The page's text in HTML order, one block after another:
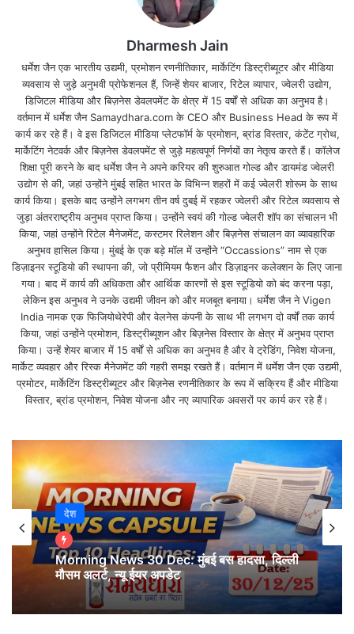
सेंसेक्स 130 अंक निफ्टी 43 अंक बैंकनिफ्टी 86 अंक ऊपर चढ़कर ट्रेड कर
बात करें वैश्विक बाजारों की तो विश्व के बाजारों में मिला जुला रुख है l अमेरिकी
बाजारों में नरमी देखी गयी l
तो एशियाई मार्केट में तेजी का रुख है l SGX निफ्टी में भी तेजी का रुख है l
आज सुबह 9.25am पर बीएसई का 30 शेयरों वाला प्रमुख इंडेक्स सेंसेक्स करीब
50 अंक
यानि 0.13 फीसदी की तेजी के साथ 37,925 के आसपास कारोबार कर रहा है।
वहीं एनएसई का 50 शेयरों वाला प्रमुख इंडेक्स निफ्टी करीब 25 अंक यानि 0.24
फीसदी की तेजी के साथ 11200 के आसपास कारोबार कर रहा है।
मिडकैप शेयरों में भी खरीदारी देखने को मिल रही है। बीएसई का मिडकैप इंडेक्स
0.56 फीसदी की तेजी के साथ कारोबार कर रहा है।
वहीं स्मॉलकैप शेयरों में भी खरीदारी नजर आ रही है। बीएसई का स्मॉलकैप इंडेक्स
तेल-गैस शेयरों में आज कमजोरी नजर आ रही है। बीएसई का ऑयल एंड गैस
इंडेक्स 0.19 फीसदी की कमजोरी के साथ कारोबार कर रहा है।
आपको यह खबर कैसी लगी?
अगर आपको यह जानकारी पसंद आई है, तो इसे
Dharmesh Jain
धर्मेश जैन एक भारतीय उद्यमी, प्रमोशन रणनीतिकार, मार्केटिंग डिस्ट्रीब्यूटर और मीडिया
व्यवसाय से जुड़े अनुभवी प्रोफेशनल हैं, जिन्हें शेयर बाजार, रिटेल व्यापार, ज्वेलरी उद्योग,
डिजिटल मीडिया और बिज़नेस डेवलपमेंट के क्षेत्र में 15 वर्षों से अधिक का अनुभव है।
वर्तमान में धर्मेश जैन Samaydhara.com के CEO और Business Head के रूप में
कार्य कर रहे हैं। वे इस डिजिटल मीडिया प्लेटफॉर्म के प्रमोशन, ब्रांड विस्तार, कंटेंट ग्रोथ,
मार्केटिंग नेटवर्क और बिज़नेस डेवलपमेंट से जुड़े महत्वपूर्ण निर्णयों का नेतृत्व करते हैं। कॉलेज
शिक्षा पूरी करने के बाद धर्मेश जैन ने अपने करियर की शुरुआत गोल्ड और डायमंड ज्वेलरी
उद्योग से की, जहां उन्होंने मुंबई सहित भारत के विभिन्न शहरों में कई ज्वेलरी शोरूम के साथ
कार्य किया। इसके बाद उन्होंने लगभग तीन वर्ष दुबई में रहकर ज्वेलरी और रिटेल व्यवसाय से
जुड़ा अंतरराष्ट्रीय अनुभव प्राप्त किया। उन्होंने स्वयं की गोल्ड ज्वेलरी शॉप का संचालन भी
किया, जहां उन्होंने रिटेल मैनेजमेंट, कस्टमर रिलेशन और बिज़नेस संचालन का व्यावहारिक
अनुभव हासिल किया। मुंबई के एक बड़े मॉल में उन्होंने “Occassions” नाम से एक
डिज़ाइनर स्टूडियो की स्थापना की, जो प्रीमियम फैशन और डिज़ाइनर कलेक्शन के लिए जाना
गया। बाद में कार्य की अधिकता और आर्थिक कारणों से इस स्टूडियो को बंद करना पड़ा,
लेकिन इस अनुभव ने उनके उद्यमी जीवन को और मजबूत बनाया। धर्मेश जैन ने Vigen
India नामक एक फिजियोथेरेपी और वेलनेस कंपनी के साथ भी लगभग दो वर्षों तक कार्य
किया, जहां उन्होंने प्रमोशन, डिस्ट्रीब्यूशन और बिज़नेस विस्तार के क्षेत्र में अनुभव प्राप्त
किया। उन्हें शेयर बाजार में 15 वर्षों से अधिक का अनुभव है और वे ट्रेडिंग, निवेश योजना,
मार्केट व्यवहार और रिस्क मैनेजमेंट की गहरी समझ रखते हैं। वर्तमान में धर्मेश जैन एक उद्यमी,
प्रमोटर, मार्केटिंग डिस्ट्रीब्यूटर और बिज़नेस रणनीतिकार के रूप में सक्रिय हैं और मीडिया
विस्तार, ब्रांड प्रमोशन, निवेश योजना और नए व्यापारिक अवसरों पर कार्य कर रहे हैं।
देश
Morning News 30 Dec: मुंबई बस हादसा, दिल्ली
मौसम अलर्ट, न्यू ईयर अपडेट